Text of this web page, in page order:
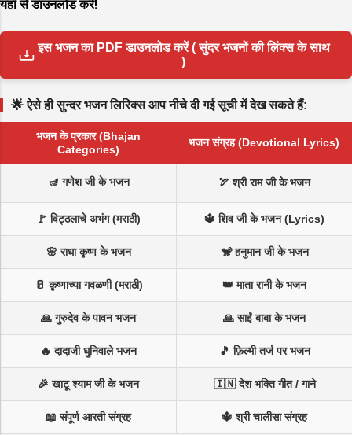
यहाँ से डाउनलोड करें!
इस भजन का PDF डाउनलोड करें ( सुंदर भजनों की लिंक्स के साथ
)
🌟 ऐसे ही सुन्दर भजन लिरिक्स आप नीचे दी गई सूची में देख सकते हैं:
भजन के प्रकार (Bhajan
Categories)
भजन संग्रह (Devotional Lyrics)
🪔 गणेश जी के भजन 🏹 श्री राम जी के भजन
🚩 विट्ठलाचे अभंग (मराठी) 🔱 शिव जी के भजन (Lyrics)
🌸 राधा कृष्ण के भजन 🐒 हनुमान जी के भजन
🥛 कृष्णाच्या गवळणी (मराठी) 👑 माता रानी के भजन
🙏 गुरुदेव के पावन भजन 🙏 साईं बाबा के भजन
🔥 दादाजी धुनिवाले भजन 🎵 फ़िल्मी तर्ज पर भजन
🎉 खाटू श्याम जी के भजन 🇮🇳 देश भक्ति गीत / गाने
📖 संपूर्ण आरती संग्रह 🔱 श्री चालीसा संग्रह